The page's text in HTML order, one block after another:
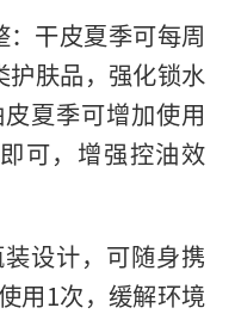
干皮夏季可每周
护肤品，强化锁水
夏季可增加使用
可，增强控油效
设计，可随身携
用1次，缓解环境